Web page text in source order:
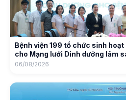
Bệnh viện 199 tổ chức sinh hoạt
cho Mạng lưới Dinh dưỡng lâm
06/08/2026